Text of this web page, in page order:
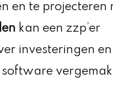
en te projecteren
kan een zzp’er
investeringen